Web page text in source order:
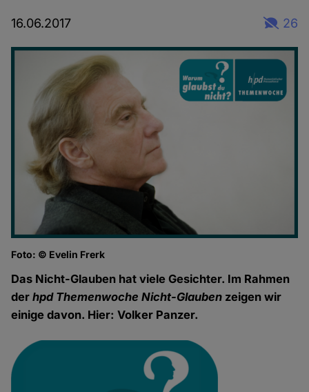
16.06.2017 26
Foto: © Evelin Frerk
Das Nicht-Glauben hat viele Gesichter. Im Rahmen
derhpd Themenwoche Nicht-Glauben zeigen wir
einige davon. Hier: Volker Panzer.